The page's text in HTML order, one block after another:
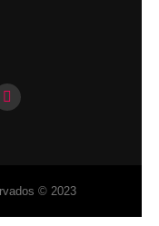
© 2023